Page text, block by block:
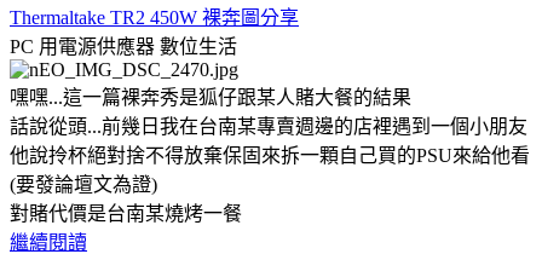
Thermaltake TR2 450W 裸奔圖分享
PC 用電源供應器 數位生活
嘿嘿...這一篇裸奔秀是狐仔跟某人賭大餐的結果
話說從頭...前幾日我在台南某專賣週邊的店裡遇到一個小朋友
他說拎杯絕對捨不得放棄保固來拆一顆自己買的PSU來給他看
(要發論壇文為證)
對賭代價是台南某燒烤一餐
繼續閱讀